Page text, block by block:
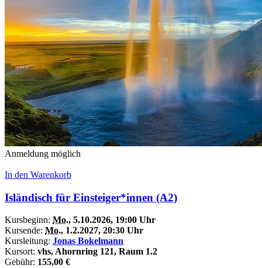
Anmeldung möglich
In den Warenkorb
Isländisch für Einsteiger*innen (A2)
Kursbeginn: Mo., 5.10.2026, 19:00 Uhr
Kursende: Mo., 1.2.2027, 20:30 Uhr
Kursleitung: Jonas Bokelmann
Kursort: vhs, Ahornring 121, Raum 1.2
Gebühr: 155,00 €